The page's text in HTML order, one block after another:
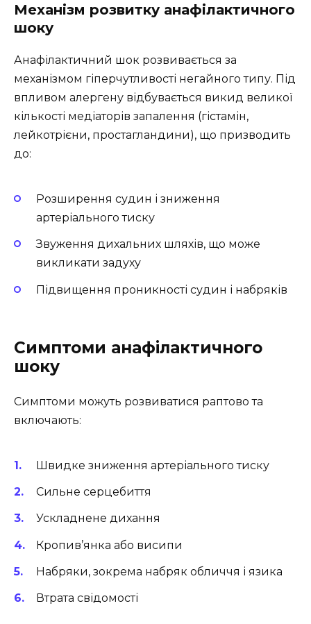
Механізм розвитку анафілактичного
шоку
Анафілактичний шок розвивається за
механізмом гіперчутливості негайного типу. Під
впливом алергену відбувається викид великої
кількості медіаторів запалення (гістамін,
лейкотрієни, простагландини), що призводить
до:
Розширення судин і зниження
артеріального тиску
Звуження дихальних шляхів, що може
викликати задуху
Підвищення проникності судин і набряків
Симптоми анафілактичного
шоку
Симптоми можуть розвиватися раптово та
включають:
Швидке зниження артеріального тиску
Сильне серцебиття
Ускладнене дихання
Кропив’янка або висипи
Набряки, зокрема набряк обличчя і язика
Втрата свідомості